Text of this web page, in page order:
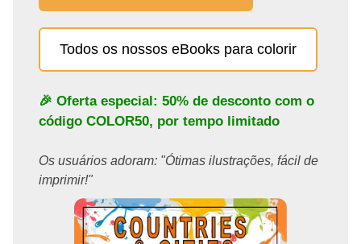
Todos os nossos eBooks para colorir
🎉 Oferta especial: 50% de desconto com o
código COLOR50, por tempo limitado
Os usuários adoram: "Ótimas ilustrações, fácil de
imprimir!"